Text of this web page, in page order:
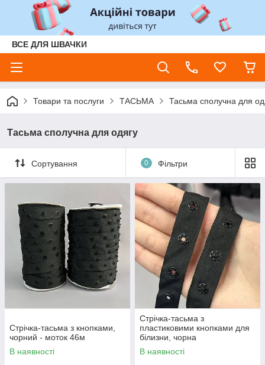
ВСЕ ДЛЯ ШВАЧКИ
Товари та послуги ТАСЬМА Тасьма сполучна для
Тасьма сполучна для одягу
Сортування 0 Фільтри
Стрічка-тасьма з кнопками,
чорний - моток 46м
В наявності
Стрічка-тасьма з
пластиковими кнопками для
білизни, чорна
В наявності